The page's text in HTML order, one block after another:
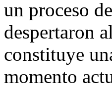
un proceso
despertaron
constituye
momento